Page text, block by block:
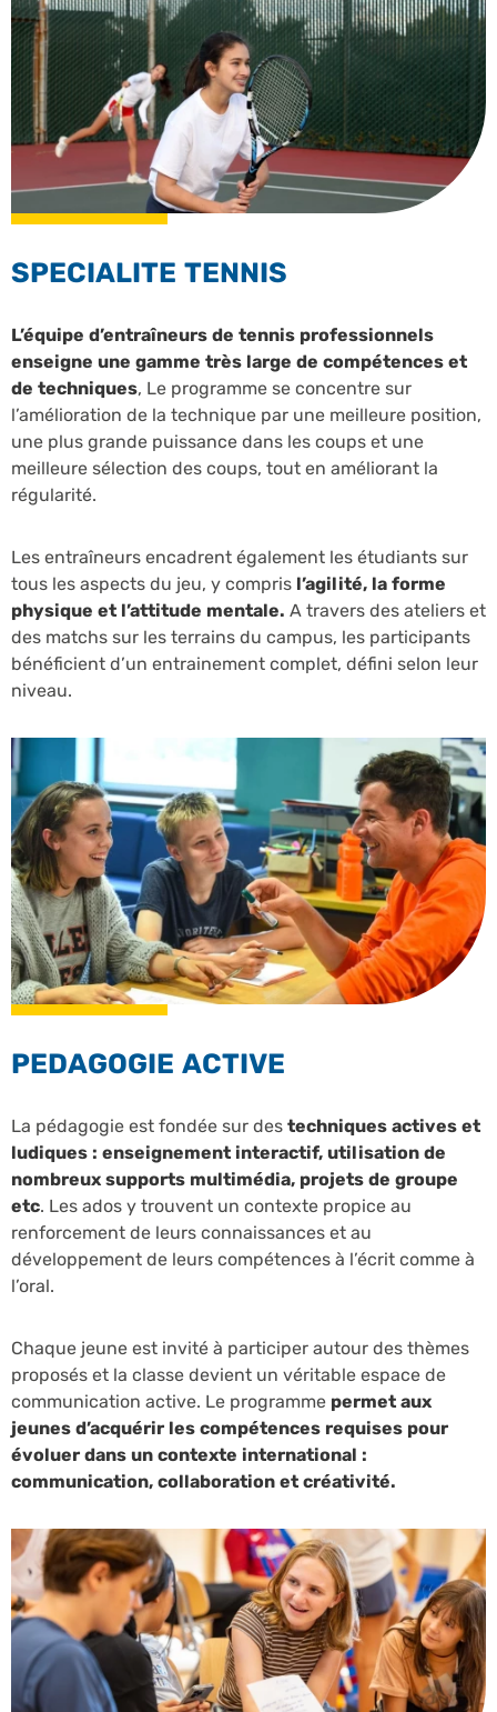
SPECIALITE TENNIS
L’équipe d’entraîneurs de tennis professionnels
enseigne une gamme très large de compétences et
de techniques, Le programme se concentre sur
l’amélioration de la technique par une meilleure position,
une plus grande puissance dans les coups et une
meilleure sélection des coups, tout en améliorant la
régularité.
Les entraîneurs encadrent également les étudiants sur
tous les aspects du jeu, y compris l’agilité, la forme
physique et l’attitude mentale. A travers des ateliers et
des matchs sur les terrains du campus, les participants
bénéficient d’un entrainement complet, défini selon leur
niveau.
PEDAGOGIE ACTIVE
La pédagogie est fondée sur des techniques actives et
ludiques : enseignement interactif, utilisation de
nombreux supports multimédia, projets de groupe
etc. Les ados y trouvent un contexte propice au
renforcement de leurs connaissances et au
développement de leurs compétences à l’écrit comme à
l’oral.
Chaque jeune est invité à participer autour des thèmes
proposés et la classe devient un véritable espace de
communication active. Le programme permet aux
jeunes d’acquérir les compétences requises pour
évoluer dans un contexte international :
communication, collaboration et créativité.